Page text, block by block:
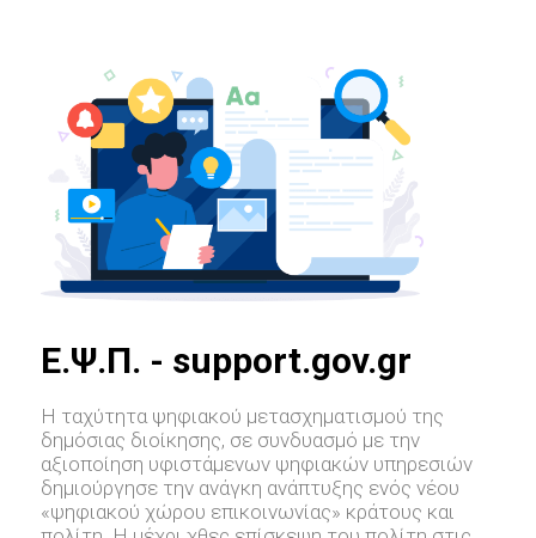
E.Ψ.Π. - support.gov.gr
Η ταχύτητα ψηφιακού μετασχηματισμού της
δημόσιας διοίκησης, σε συνδυασμό με την
αξιοποίηση υφιστάμενων ψηφιακών υπηρεσιών
δημιούργησε την ανάγκη ανάπτυξης ενός νέου
«ψηφιακού χώρου επικοινωνίας» κράτους και